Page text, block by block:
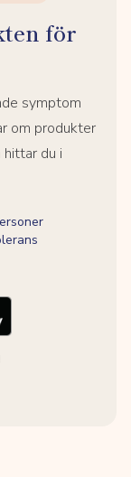
för
symptom
om produkter
hittar du i